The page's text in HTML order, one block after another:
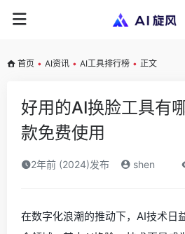
首页 • AI资讯 • AI工具排行榜 • 正文
好用的AI换脸工具有
款免费使用
2年前 (2024)发布 shen
在数字化浪潮的推动下，AI技术日